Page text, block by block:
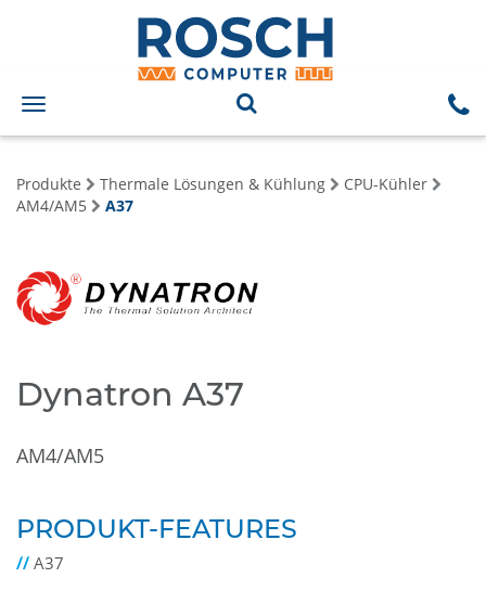
Toggle
navigation
Produkte Thermale Lösungen & Kühlung
CPU-Kühler
AM4/AM5
A37
Dynatron A37
AM4/AM5
PRODUKT-FEATURES
//A37